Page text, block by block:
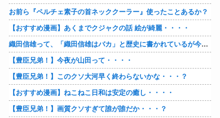
お前ら『ペルチェ素子の首ネッククーラー』使ったことあるか？
【おすすめ漫画】あくまでクジャクの話 絵が綺麗・・・・
織田信雄って、「織田信雄はバカ」と歴史に書かれているが今まで家が残っているんでバカではないよな？
【豊臣兄弟！】今夜が山田って・・・・
【豊臣兄弟！】このクソ大河早く終わらないかな・・・？
【おすすめ漫画】ねこねこ日和は安定の癒し・・・・
【豊臣兄弟！】画質クソすぎて誰が誰だか・・・？